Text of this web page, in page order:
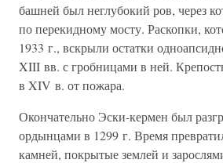
башней был неглубокий ров, через
по перекидному мосту. Раскопки,
1933 г., вскрыли остатки
XIII вв. с гробницами в ней.
в XIV в. от пожара.
Окончательно Эски-кермен был
ордынцами в 1299 г. Время
камней, покрытые землей и